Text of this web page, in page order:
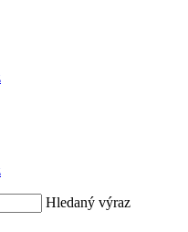
Hledaný výraz